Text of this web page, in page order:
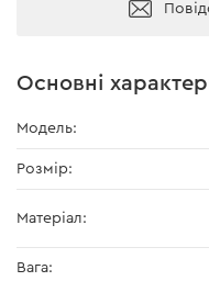
Основні
Модель:
Розмір:
Матеріал:
Вага: